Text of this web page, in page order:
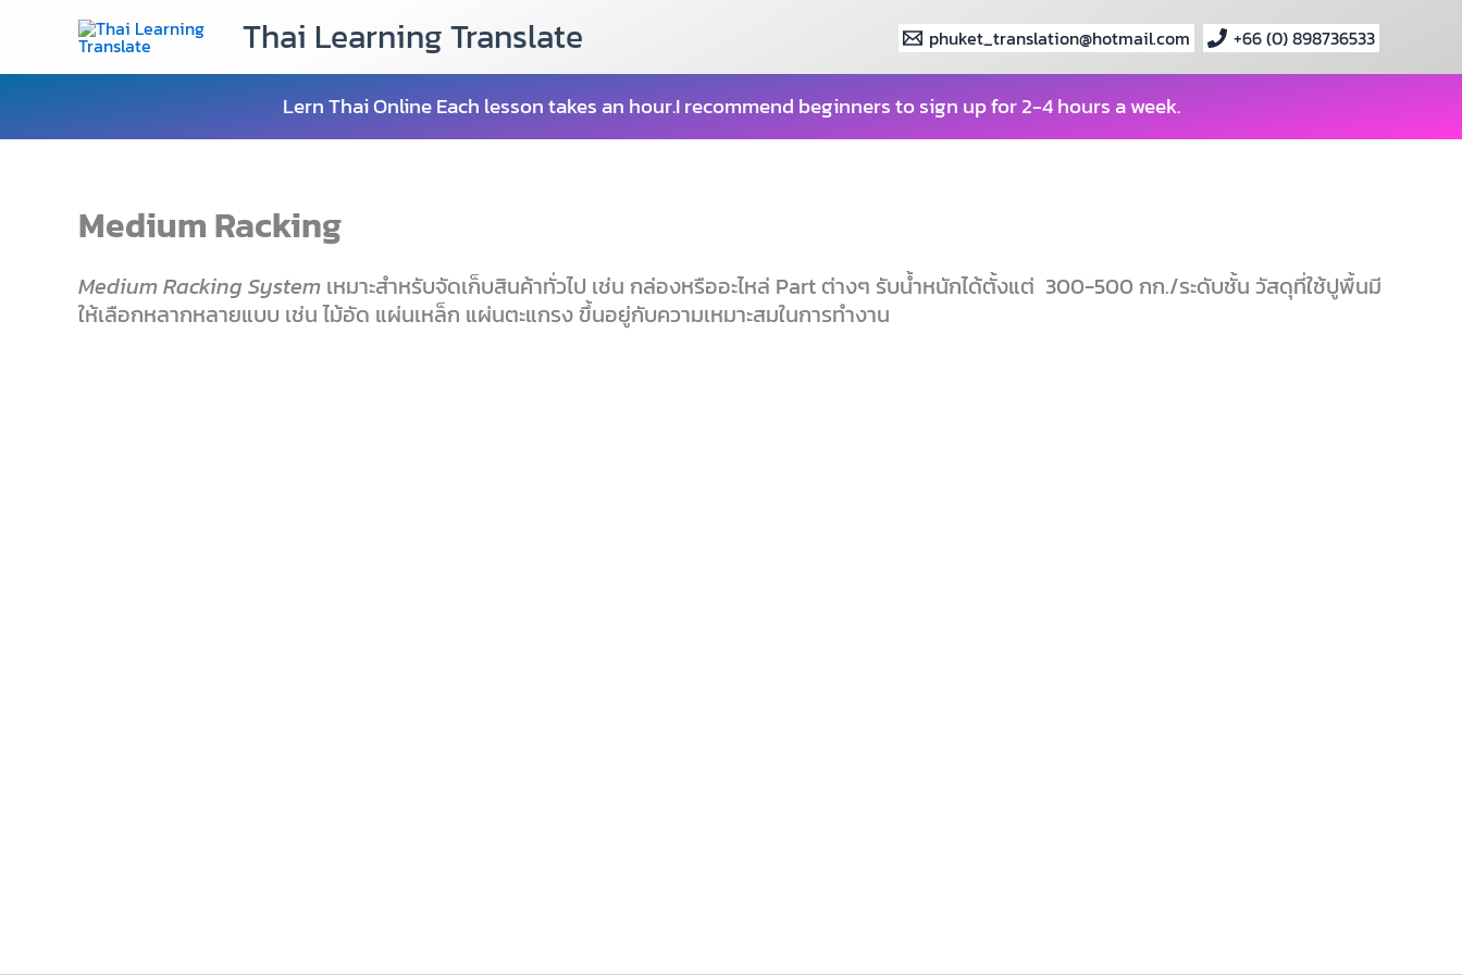
content
Thai Learning Translate phuket_translation@hotmail.com +66 (0) 898736533
Lern Thai Online Each lesson takes an hour.I recommend beginners to sign up for 2-4 hours a week.
Medium Racking
Medium Racking System เหมาะสำหรับจัดเก็บสินค้าทั่วไป เช่น กล่องหรืออะไหล่ Part ต่างๆ รับน้ำหนักได้ตั้งแต่ 300-500 กก./ระดับชั้น วัสดุที่ใช้ปูพื้นมี
ให้เลือกหลากหลายแบบ เช่น ไม้อัด แผ่นเหล็ก แผ่นตะแกรง ขึ้นอยู่กับความเหมาะสมในการทำงาน